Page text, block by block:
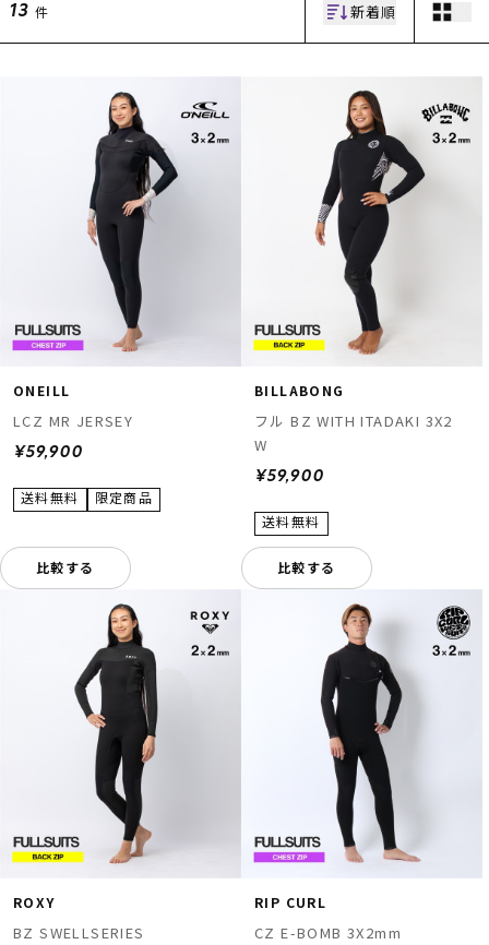
13 件 新着順
ONEILL
LCZ MR JERSEY
¥59,900
比較する
BILLABONG
フル BZ WITH ITADAKI 3X2
W
¥59,900
比較する
ROXY
BZ SWELLSERIES
RIP CURL
CZ E-BOMB 3X2mm